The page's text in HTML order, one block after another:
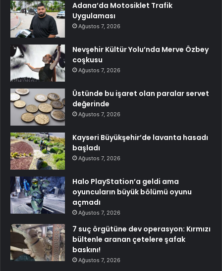
Adana’da Motosiklet Trafik
Uygulaması
Ağustos 7, 2026
Nevşehir Kültür Yolu’nda Merve Özbey
coşkusu
Ağustos 7, 2026
Üstünde bu işaret olan paralar servet
değerinde
Ağustos 7, 2026
Kayseri Büyükşehir’de lavanta hasadı
başladı
Ağustos 7, 2026
Halo PlayStation’a geldi ama
oyuncuların büyük bölümü oyunu
açmadı
Ağustos 7, 2026
7 suç örgütüne dev operasyon: Kırmızı
bültenle aranan çetelere şafak
baskını!
Ağustos 7, 2026